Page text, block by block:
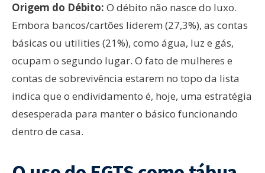
Origem do Débito: O débito não nasce do luxo.
Embora bancos/cartões liderem (27,3%), as contas
básicas ou utilities (21%), como água, luz e gás,
ocupam o segundo lugar. O fato de mulheres e
contas de sobrevivência estarem no topo da lista
indica que o endividamento é, hoje, uma estratégia
desesperada para manter o básico funcionando
dentro de casa.